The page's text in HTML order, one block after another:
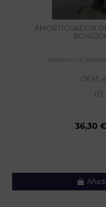
AMORTIGUADOR
HONDA CIVIC
OEM:
ID:
36,30